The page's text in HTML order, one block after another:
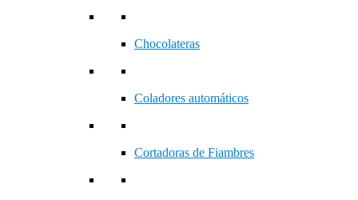
Chocolateras
Coladores automáticos
Cortadoras de Fiambres